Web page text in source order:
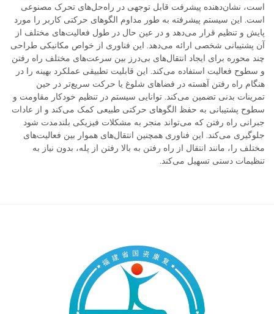
است، نشان‌دهنده پیشرفت قابل توجهی در راه‌حل‌های تحرک مصنوعی
است. این سیستم پیشرفته به طور مداوم الگوهای حرکتی کاربر را مورد
پایش و تنظیم قرار می‌دهد و در عین حال در طول فعالیت‌های مختلف از
آن پشتیبانی شخصی ارائه می‌دهد. این فناوری از خواص مکانیکی طراحی
چند محوره برای ایجاد انتقال‌های بی‌درز بین سرعت‌های مختلف راه رفتن
و سطوح فعالیت استفاده می‌کند. این قابلیت تطبیقی عملکرد بهینه را در
هنگام راه رفتن آهسته در فضاهای شلوغ یا حرکت سریع‌تر در حین
تمرینات بدنی تضمین می‌کند. توانایی سیستم در تنظیم خودکار مقاومت و
سطوح پشتیبانی به حفظ الگوهای حرکتی طبیعی کمک می‌کند و از عادات
جبرانی راه رفتن که می‌تواند منجر به مشکلات فیزیکی بلندمدت شود
جلوگیری می‌کند. این فناوری همچنین انتقال‌های هموار بین فعالیت‌های
مختلف را، مانند انتقال از راه رفتن به بالا رفتن از پله، بدون نیاز به
تنظیمات دستی تسهیل می‌کند.